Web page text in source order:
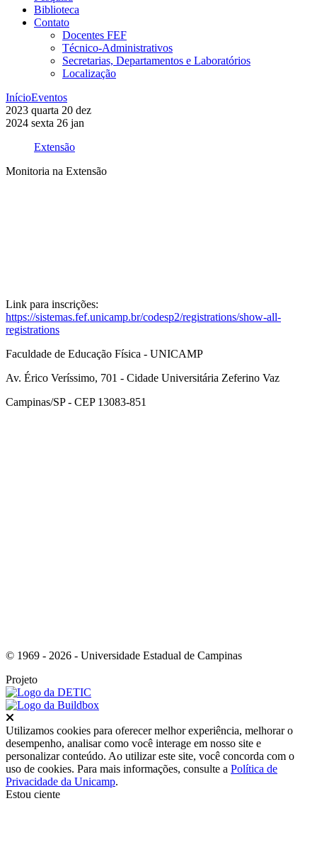
Biblioteca
Contato
Docentes FEF
Técnico-Administrativos
Secretarias, Departamentos e Laboratórios
Localização
InícioEventos
2023 quarta 20 dez
2024 sexta 26 jan
Extensão
Monitoria na Extensão
Link para inscrições:
https://sistemas.fef.unicamp.br/codesp2/registrations/show-all-
registrations
Faculdade de Educação Física - UNICAMP
Av. Érico Veríssimo, 701 - Cidade Universitária Zeferino Vaz
Campinas/SP - CEP 13083-851
© 1969 - 2026 - Universidade Estadual de Campinas
Projeto
Utilizamos cookies para oferecer melhor experiência, melhorar o
desempenho, analisar como você interage em nosso site e
personalizar conteúdo. Ao utilizar este site, você concorda com o
uso de cookies. Para mais informações, consulte a Política de
Privacidade da Unicamp.
Estou ciente